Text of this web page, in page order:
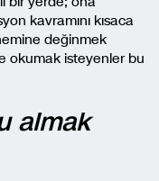
kavramını kısaca
değinmek
okumak isteyenler bu
almak